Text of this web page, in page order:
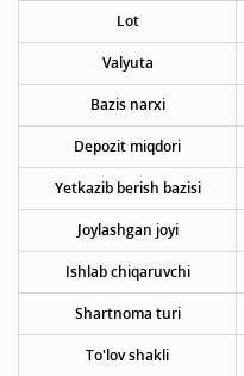
Lot
Valyuta
Bazis narxi
Depozit miqdori
Yetkazib berish bazisi
Joylashgan joyi
Ishlab chiqaruvchi
Shartnoma turi
To'lov shakli